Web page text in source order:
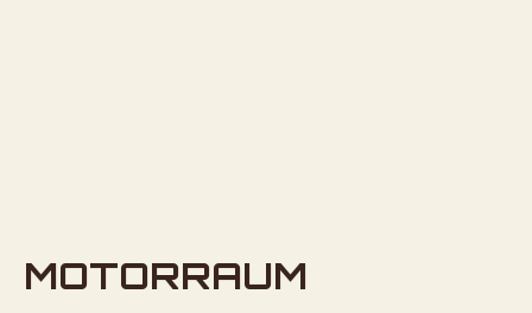
MOTORRAUM